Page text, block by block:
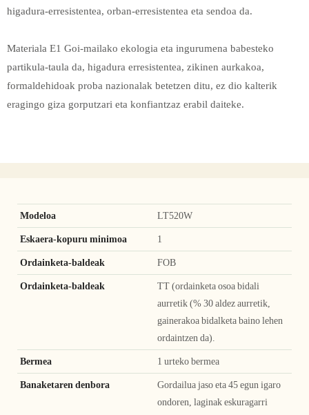
higadura-erresistentea, orban-erresistentea eta sendoa da.
Materiala E1 Goi-mailako ekologia eta ingurumena babesteko
partikula-taula da, higadura erresistentea, zikinen aurkakoa,
formaldehidoak proba nazionalak betetzen ditu, ez dio kalterik
eragingo giza gorputzari eta konfiantzaz erabil daiteke.
Modeloa LT520W
Eskaera-kopuru minimoa 1
Ordainketa-baldeak FOB
Ordainketa-baldeak
TT (ordainketa osoa bidali
aurretik (% 30 aldez aurretik,
gainerakoa bidalketa baino lehen
ordaintzen da).
Bermea 1 urteko bermea
Banaketaren denbora
Gordailua jaso eta 45 egun igaro
ondoren, laginak eskuragarri